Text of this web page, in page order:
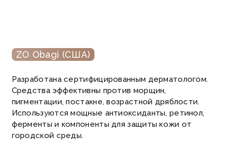
ZO Obagi (США)
Разработана сертифицированным дерматологом.
Средства эффективны против морщин,
пигментации, постакне, возрастной дряблости.
Используются мощные антиоксиданты, ретинол,
ферменты и компоненты для защиты кожи от
городской среды.